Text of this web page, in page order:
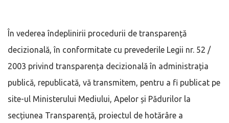
În vederea îndeplinirii procedurii de transparență
decizională, în conformitate cu prevederile Legii nr. 52 /
2003 privind transparența decizională în administrația
publică, republicată, vă transmitem, pentru a fi publicat pe
site-ul Ministerului Mediului, Apelor și Pădurilor la
secțiunea Transparență, proiectul de hotărâre a